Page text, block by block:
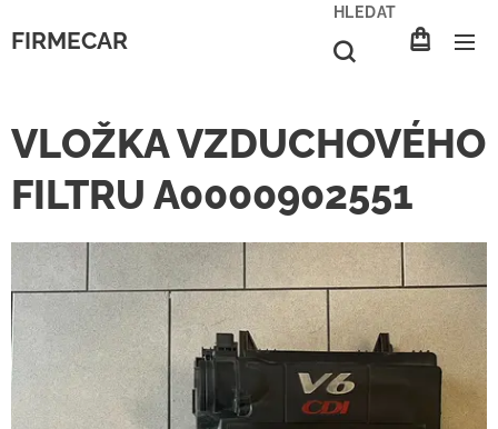
FIRMECAR
HLEDAT
VLOŽKA VZDUCHOVÉHO
FILTRU A0000902551